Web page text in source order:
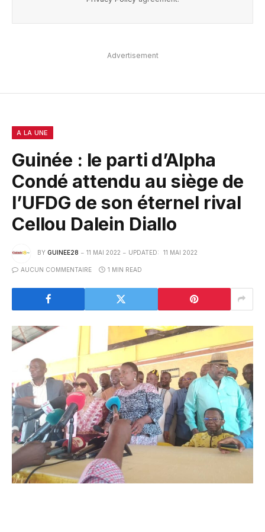
Advertisement
A LA UNE
Guinée : le parti d’Alpha
Condé attendu au siège de
l’UFDG de son éternel rival
Cellou Dalein Diallo
BY GUINEE28 11 MAI 2022 UPDATED: 11 MAI 2022
AUCUN COMMENTAIRE 1 MIN READ